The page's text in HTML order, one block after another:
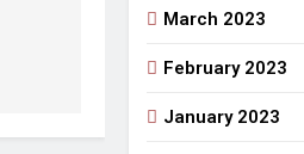
March 2023
February 2023
January 2023